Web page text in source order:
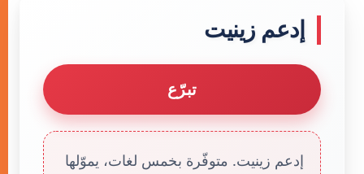
إدعم زينيت
تبرّع
إدعم زينيت. متوفّرة بخمس لغات، يموّلها